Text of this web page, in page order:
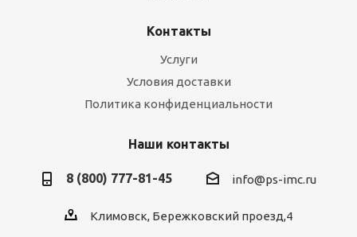
Контакты
Услуги
Условия доставки
Политика конфиденциальности
Наши контакты
8 (800) 777-81-45 info@ps-imc.ru
Климовск, Бережковский проезд,4